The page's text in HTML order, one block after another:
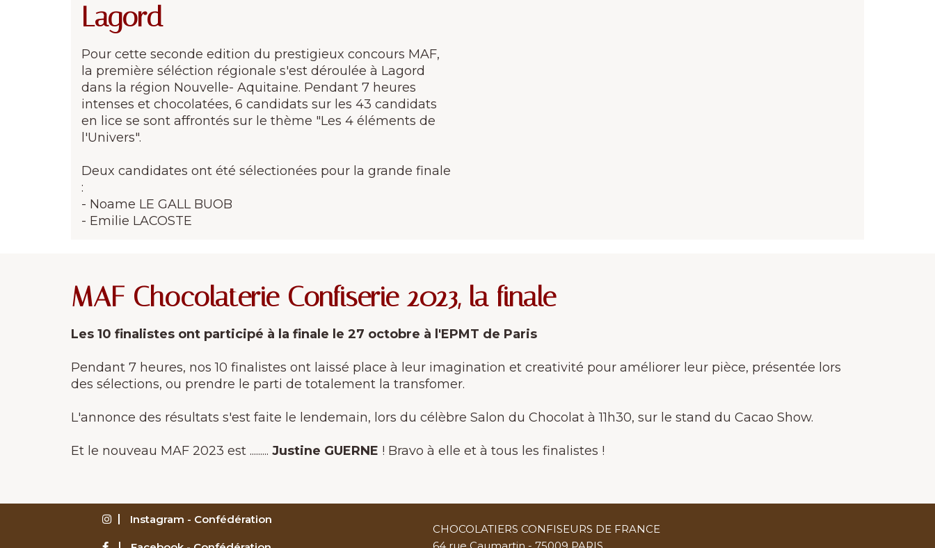
Lagord
Pour cette seconde edition du prestigieux concours MAF,
la première séléction régionale s'est déroulée à Lagord
dans la région Nouvelle- Aquitaine. Pendant 7 heures
intenses et chocolatées, 6 candidats sur les 43 candidats
en lice se sont affrontés sur le thème "Les 4 éléments de
l'Univers".
Deux candidates ont été sélectionées pour la grande finale
:
- Noame LE GALL BUOB
- Emilie LACOSTE
MAF Chocolaterie Confiserie 2023, la finale
Les 10 finalistes ont participé à la finale le 27 octobre à l'EPMT de Paris
Pendant 7 heures, nos 10 finalistes ont laissé place à leur imagination et creativité pour améliorer leur pièce, présentée lors
des sélections, ou prendre le parti de totalement la transfomer.
L'annonce des résultats s'est faite le lendemain, lors du célèbre Salon du Chocolat à 11h30, sur le stand du Cacao Show.
Et le nouveau MAF 2023 est ......... Justine GUERNE ! Bravo à elle et à tous les finalistes !
Instagram - Confédération
CHOCOLATIERS CONFISEURS DE FRANCE